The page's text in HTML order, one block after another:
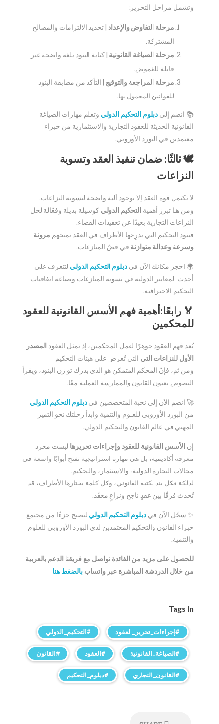
وتشمل مراحل التحرير:
مرحلة التفاوض والإعداد | تحديد الالتزامات والمصالح
المشتركة.
مرحلة الصياغة القانونية | كتابة البنود بلغة واضحة غير
قابلة للغموض.
مرحلة المراجعة والتوقيع | التأكد من مطابقة البنود
للقوانين المعمول بها.
📚 انضم إلىدبلوم التحكيم الدولي وتعلم مهارات الصياغة
القانونية الحديثة للعقود التجارية والاستثمارية من خبراء
معتمدين في البورد الأوروبي.
🕊️ ثالثًا: ضمان تنفيذ العقد وتسوية
النزاعات
لا تكتمل قوة العقد إلا بوجود آلية واضحة لتسوية النزاعات.
ومن هنا تبرز أهمية التحكيم الدولي كوسيلة بديلة وفعّالة لحل
النزاعات التجارية بعيدًا عن تعقيدات القضاء.
فبنود التحكيم التي يدرِجها الأطراف في العقد تمنحهم مرونة
وسرعة وعدالة متوازنة في فضّ المنازعات.
🌍 احجز مكانك الآن فيدبلوم التحكيم الدولي لتتعرف على
أحدث المعايير الدولية في تسوية المنازعات وصياغة اتفاقيات
التحكيم الاحترافية.
🏅 رابعًا:أهمية فهم الأسس القانونية للعقود
للمحكمين
يُعد فهم العقود جوهرًا لعمل المحكمين، إذ تمثل العقود المصدر
الأول للنزاعات التي التي تُعرض على هيئات التحكيم
ومن ثم، فإنّ المحكم المتمكن هو الذي يدرك توازن البنود، ويقرأ
النصوص بعيون القانون والممارسة العملية معًا.
🚀 انضم الآن إلى نخبة المتخصصين فيدبلوم التحكيم الدولي
من البورد الأوروبي للعلوم والتنمية وابدأ رحلتك نحو التميز
المهني في عالم القانون والتحكيم الدولي.
إن الأسس القانونية للعقود وإجراءات تحريرها ليست مجرد
معرفة أكاديمية، بل هي مهارة استراتيجية تفتح أبوابًا واسعة في
مجالات التجارة الدولية، والاستثمار، والتحكيم.
لذلكة فكل بند يكتبه القانوني، وكل كلمة يختارها الأطراف، قد
تُحدث فرقًا بين عقدٍ ناجح ونزاعٍ معقّد.
✨ سجّل الآن فيدبلوم التحكيم الدولي لتصبح جزءًا من مجتمع
خبراء القانون والتحكيم المعتمدين لدى البورد الأوروبي للعلوم
والتنمية.
للحصول على مزيد من الفائدة تواصل مع فريقنا الدعم بالعربية
من خلال الدردشة المباشرة عبر واتساببالضغط هنا
Tags In
#إجراءات_تحرير_العقود #التحكيم_الدولي
#الصياغة_القانونية #العقود #القانون
#القانون_التجاري #دبلوم_التحكيم